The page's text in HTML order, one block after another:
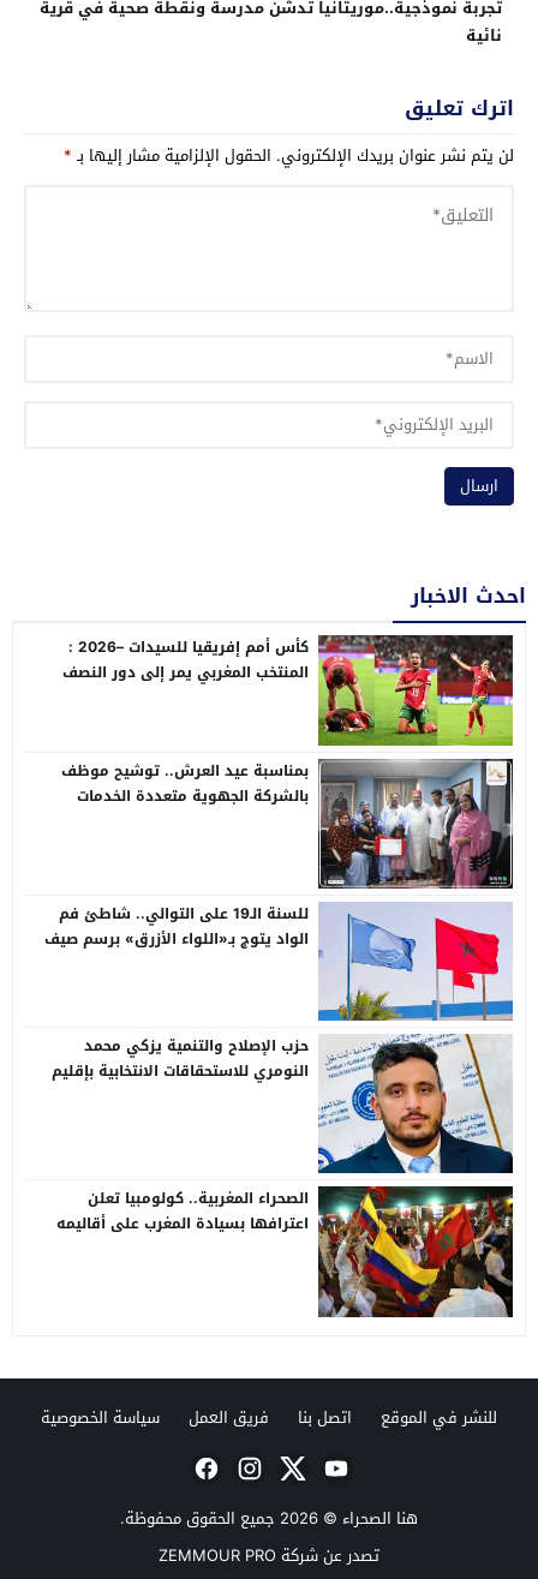
تجربة نموذجية..موريتانيا تدشن مدرسة ونقطة صحية في قرية
نائية
اترك تعليق
لن يتم نشر عنوان بريدك الإلكتروني. الحقول الإلزامية مشار إليها بـ*
احدث الاخبار
كأس أمم إفريقيا للسيدات –2026 :
المنتخب المغربي يمر إلى دور النصف
بمناسبة عيد العرش.. توشيح موظف
بالشركة الجهوية متعددة الخدمات
للسنة الـ19 على التوالي.. شاطئ فم
الواد يتوج بـ«اللواء الأزرق» برسم صيف
حزب الإصلاح والتنمية يزكي محمد
النومري للاستحقاقات الانتخابية بإقليم
الصحراء المغربية.. كولومبيا تعلن
اعترافها بسيادة المغرب على أقاليمه
للنشر في الموقع اتصل بنا فريق العمل سياسة الخصوصية
هنا الصحراء © 2026 جميع الحقوق محفوظة.
تصدر عن شركة ZEMMOUR PRO